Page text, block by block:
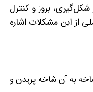
بروز و کنترل
از این مشکلات اشاره
به آن شاخه پریدن و